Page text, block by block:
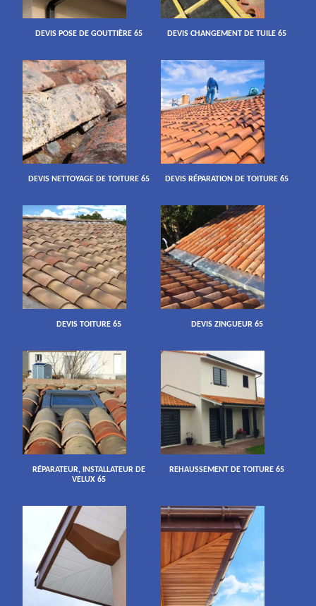
DEVIS POSE DE GOUTTIÈRE 65 DEVIS CHANGEMENT DE TUILE 65
DEVIS NETTOYAGE DE TOITURE 65 DEVIS RÉPARATION DE TOITURE 65
DEVIS TOITURE 65 DEVIS ZINGUEUR 65
RÉPARATEUR, INSTALLATEUR DE
VELUX 65
REHAUSSEMENT DE TOITURE 65